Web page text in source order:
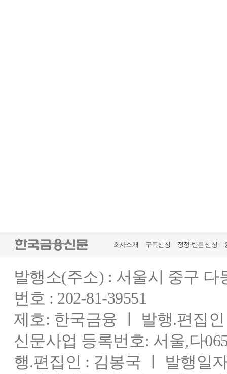
회사소개 구독신청 정정·반론 신청
발행소(주소) : 서울시 중구
번호 : 202-81-39551
제호: 한국금융 ㅣ 발행.편집
신문사업 등록번호: 서울,다
행.편집인 : 김봉국 ㅣ 발행일